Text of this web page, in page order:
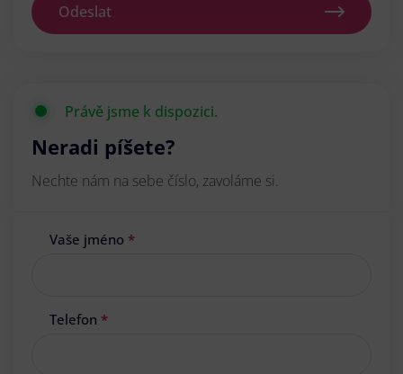
Odeslat
Právě jsme k dispozici.
Neradi píšete?
Nechte nám na sebe číslo, zavoláme si.
Vaše jméno *
Telefon *